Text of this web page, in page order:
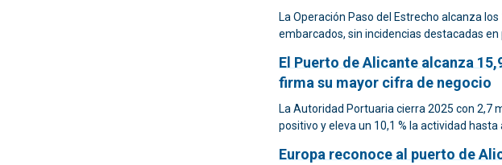
La Operación Paso del Estrecho alcanza
embarcados, sin incidencias destacadas
El Puerto de Alicante alcanza
firma su mayor cifra de negocio
La Autoridad Portuaria cierra 2025 con 2,7
positivo y eleva un 10,1 % la actividad hasta
Europa reconoce al puerto de